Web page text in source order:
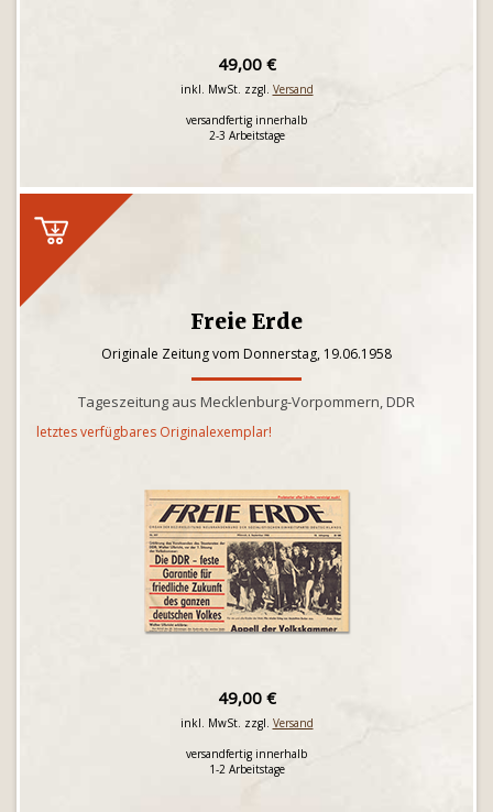
49,00 €
inkl. MwSt. zzgl. Versand
versandfertig innerhalb
2-3 Arbeitstage
Freie Erde
Originale Zeitung vom Donnerstag, 19.06.1958
Tageszeitung aus Mecklenburg-Vorpommern, DDR
letztes verfügbares Originalexemplar!
49,00 €
inkl. MwSt. zzgl. Versand
versandfertig innerhalb
1-2 Arbeitstage